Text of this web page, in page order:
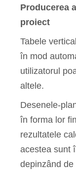
Producerea
proiect
Tabele
în mod
utilizatorul
altele.
Desenele-
în forma lor
rezultatele
acestea sunt
depinzând